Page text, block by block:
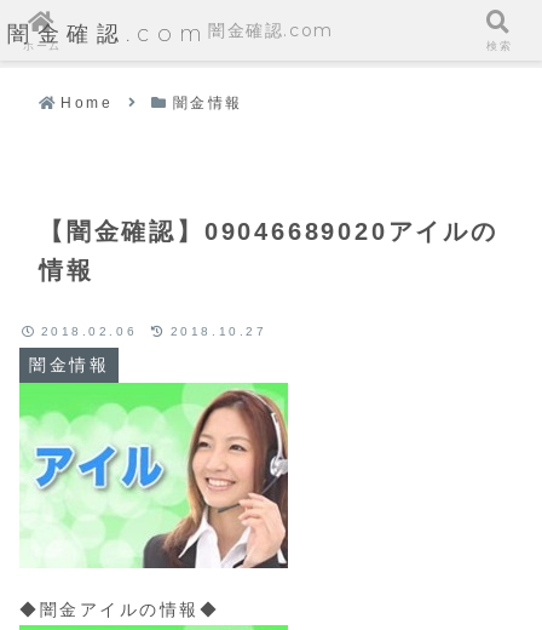
闇金確認.com
Home 闇金情報
【闇金確認】09046689020アイルの
情報
闇金情報
2018.02.06 2018.10.27
◆闇金アイルの情報◆
ホーム
闇金確認.com
検索